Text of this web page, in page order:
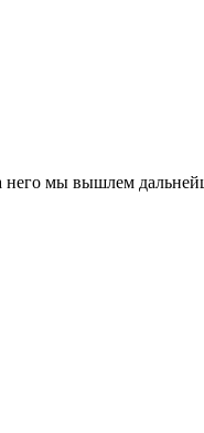
него мы вышлем